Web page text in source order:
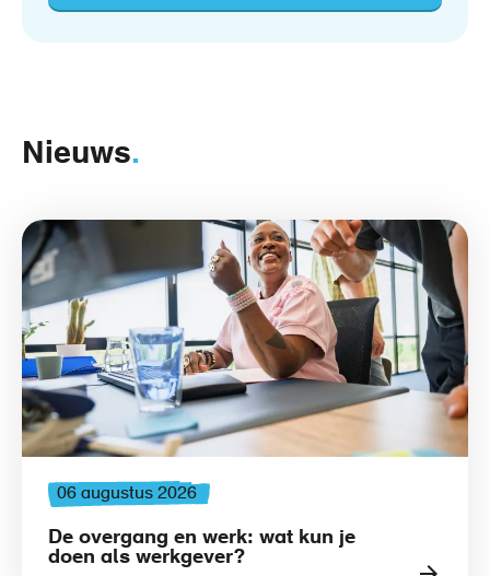
Nieuws
06 augustus 2026
De overgang en werk: wat kun je
doen als werkgever?